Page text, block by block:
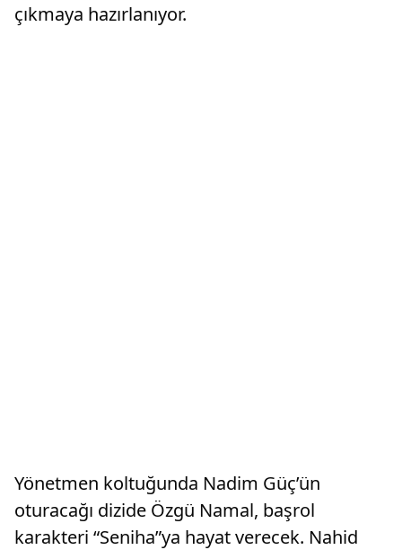
çıkmaya hazırlanıyor.
Yönetmen koltuğunda Nadim Güç’ün
oturacağı dizide Özgü Namal, başrol
karakteri “Seniha”ya hayat verecek. Nahid